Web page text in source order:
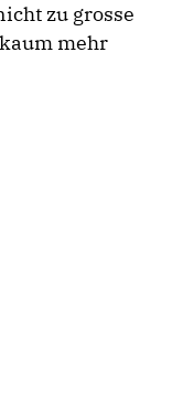
zu grosse
mehr